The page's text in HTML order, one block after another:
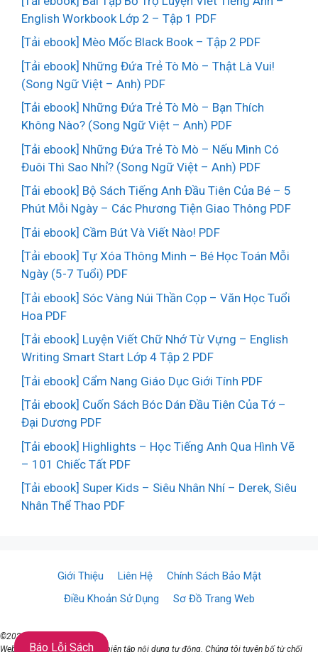
English Workbook Lớp 2 – Tập 1 PDF
[Tải ebook] Mèo Mốc Black Book – Tập 2 PDF
[Tải ebook] Những Đứa Trẻ Tò Mò – Thật Là Vui!
(Song Ngữ Việt – Anh) PDF
[Tải ebook] Những Đứa Trẻ Tò Mò – Bạn Thích
Không Nào? (Song Ngữ Việt – Anh) PDF
[Tải ebook] Những Đứa Trẻ Tò Mò – Nếu Mình Có
Đuôi Thì Sao Nhỉ? (Song Ngữ Việt – Anh) PDF
[Tải ebook] Bộ Sách Tiếng Anh Đầu Tiên Của Bé – 5
Phút Mỗi Ngày – Các Phương Tiện Giao Thông PDF
[Tải ebook] Cầm Bút Và Viết Nào! PDF
[Tải ebook] Tự Xóa Thông Minh – Bé Học Toán Mỗi
Ngày (5-7 Tuổi) PDF
[Tải ebook] Sóc Vàng Núi Thần Cọp – Văn Học Tuổi
Hoa PDF
[Tải ebook] Luyện Viết Chữ Nhớ Từ Vựng – English
Writing Smart Start Lớp 4 Tập 2 PDF
[Tải ebook] Cẩm Nang Giáo Dục Giới Tính PDF
[Tải ebook] Cuốn Sách Bóc Dán Đầu Tiên Của Tớ –
Đại Dương PDF
[Tải ebook] Highlights – Học Tiếng Anh Qua Hình Vẽ
– 101 Chiếc Tất PDF
[Tải ebook] Super Kids – Siêu Nhân Nhí – Derek, Siêu
Nhân Thể Thao PDF
Giới Thiệu Liên Hệ
Chính Sách Bảo Mật
Điều Khoản Sử Dụng
Sơ Đồ Trang Web
©2021 ♥ TaiSach.Org
Website đang sử dụng AI để biên tập nội dung tự động. Chúng tôi tuyên bố từ chối
Báo Lỗi Sách